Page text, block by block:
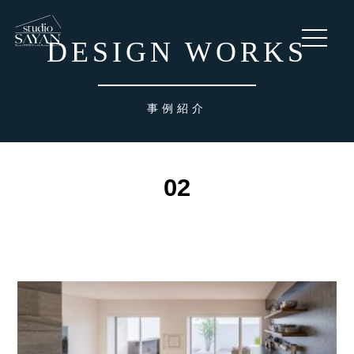
toggle
DESIGN WORKS
事例紹介
02